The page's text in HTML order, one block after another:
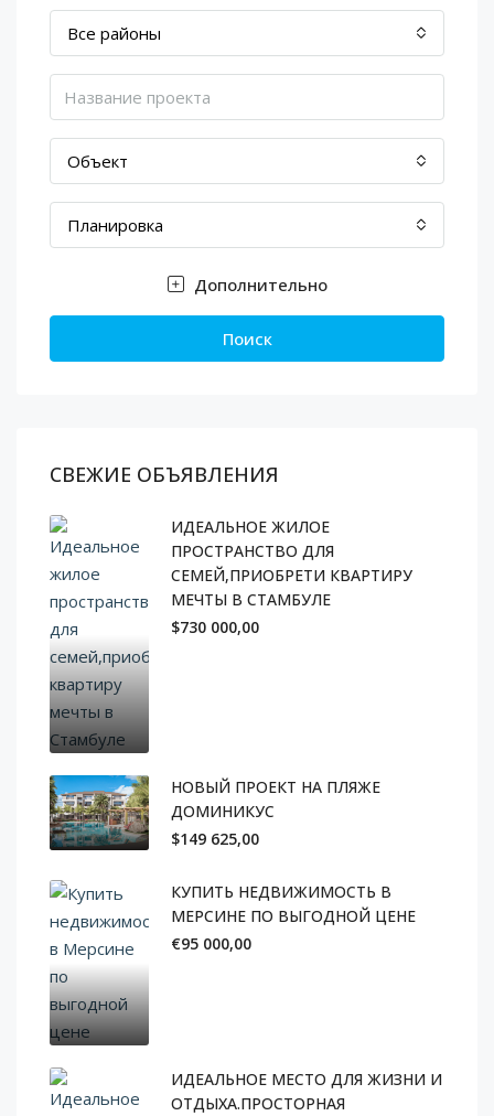
Все районы
Объект
Планировка
Дополнительно
Поиск
СВЕЖИЕ ОБЪЯВЛЕНИЯ
ИДЕАЛЬНОЕ ЖИЛОЕ
ПРОСТРАНСТВО ДЛЯ
СЕМЕЙ,ПРИОБРЕТИ КВАРТИРУ
МЕЧТЫ В СТАМБУЛЕ
$730 000,00
НОВЫЙ ПРОЕКТ НА ПЛЯЖЕ
ДОМИНИКУС
$149 625,00
КУПИТЬ НЕДВИЖИМОСТЬ В
МЕРСИНЕ ПО ВЫГОДНОЙ ЦЕНЕ
€95 000,00
ИДЕАЛЬНОЕ МЕСТО ДЛЯ ЖИЗНИ И
ОТДЫХА.ПРОСТОРНАЯ